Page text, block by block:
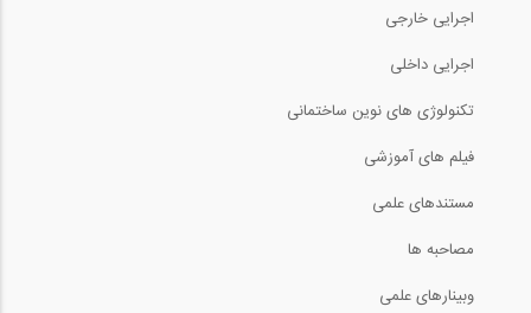
7:32
5:07
اجرایی خارجی
اجرایی داخلی
تکنولوژی های نوین ساختمانی
فیلم های آموزشی
مستندهای علمی
مصاحبه ها
وبینارهای علمی